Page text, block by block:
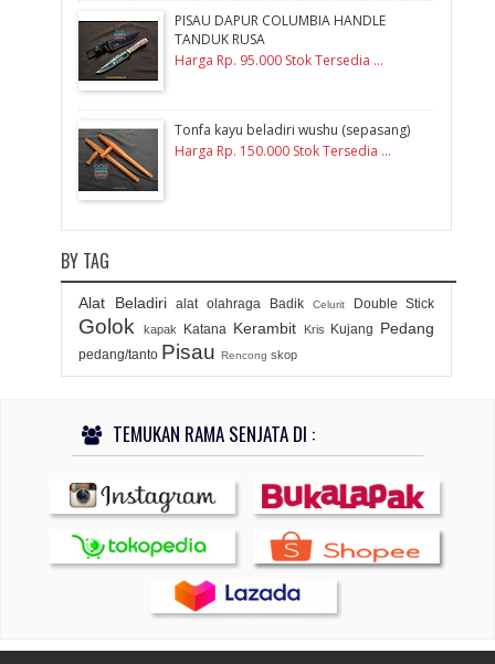
PISAU DAPUR COLUMBIA HANDLE
TANDUK RUSA
Harga Rp. 95.000 Stok Tersedia ...
Tonfa kayu beladiri wushu (sepasang)
Harga Rp. 150.000 Stok Tersedia ...
BY TAG
Alat Beladiri alat olahraga Badik Celurit Double Stick
Golok kapak Katana Kerambit Kris Kujang Pedang
pedang/tanto Pisau Rencong skop
TEMUKAN RAMA SENJATA DI :